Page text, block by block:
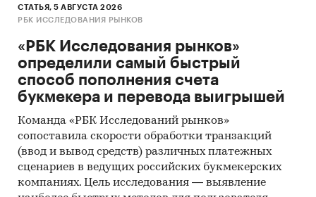
СТАТЬЯ, 5 АВГУСТА 2026
РБК ИССЛЕДОВАНИЯ РЫНКОВ
«РБК Исследования рынков»
определили самый быстрый
способ пополнения счета
букмекера и перевода выигрышей
Команда «РБК Исследований рынков»
сопоставила скорости обработки транзакций
(ввод и вывод средств) различных платежных
сценариев в ведущих российских букмекерских
компаниях. Цель исследования — выявление